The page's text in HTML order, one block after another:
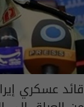
قائد عسكري